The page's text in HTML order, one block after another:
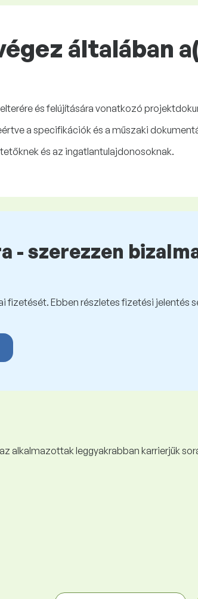
általában
és felújítására vonatkozó
a specifikációk és a műszaki
és az ingatlantulajdonosoknak.
- szerezzen
fizetését. Ebben részletes fizetési jelentés
alkalmazottak leggyakrabban karrierjük